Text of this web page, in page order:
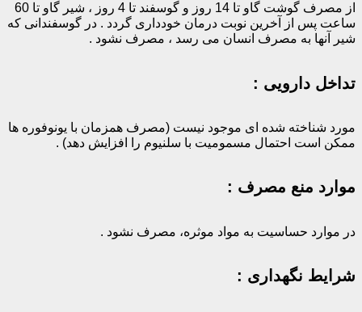
از مصرف گوشت گاو تا 14‌ روز و گوسفند تا 4 روز ، شیر گاو تا 60
ساعت پس از آخرین نوبت درمان خودداری گردد . در گوسفندانی که
شیر آنها به مصرف انسان می رسد ، مصرف نشود .
تداخل دارویی :
مورد شناخته شده ای موجود نیست (مصرف همزمان با یونوفوره ها
ممکن است احتمال مسمومیت با سلنیوم را افزایش دهد) .
موارد منع مصرف :
در موارد حساسیت به مواد موثره، مصرف نشود .
شرایط نگهداری :